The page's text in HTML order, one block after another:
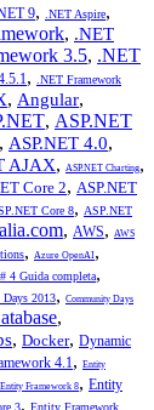
9, .NET Aspire,
, .NET
3.5, .NET
, .NET Framework
, Angular,
, ASP.NET
, ASP.NET 4.0,
AJAX, ASP.NET Charting,
Core 2, ASP.NET
Core 8, ASP.NET
, AWS, AWS
, Azure OpenAI,
4 Guida completa,
2013, Community Days
,
, Docker, Dynamic
4.1, Entity
Entity Framework 8, Entity
3, Entity Framework